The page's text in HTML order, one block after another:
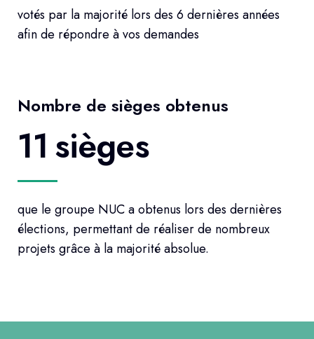
votés par la majorité lors des 6 dernières années
afin de répondre à vos demandes
Nombre de sièges obtenus
11 sièges
que le groupe NUC a obtenus lors des dernières
élections, permettant de réaliser de nombreux
projets grâce à la majorité absolue.